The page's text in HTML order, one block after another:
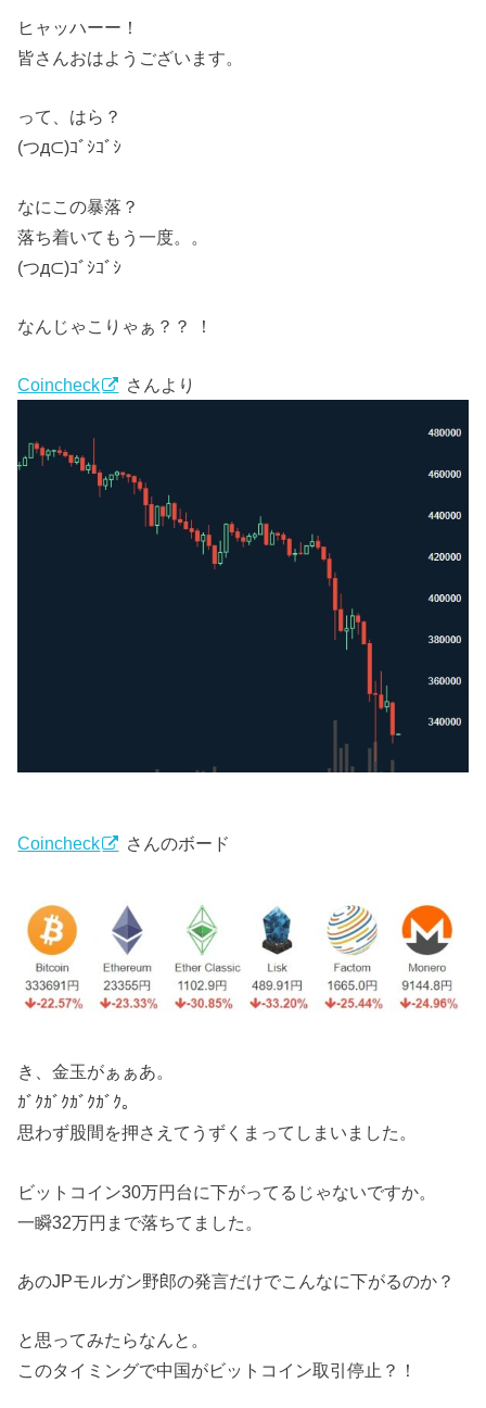
ヒャッハーー！
皆さんおはようございます。
って、はら？
(つд⊂)ｺﾞｼｺﾞｼ
なにこの暴落？
落ち着いてもう一度。。
(つд⊂)ｺﾞｼｺﾞｼ
なんじゃこりゃぁ？？ ！
Coincheck さんより
Coincheck さんのボード
き、金玉がぁぁあ。
ｶﾞｸｶﾞｸｶﾞｸｶﾞｸ。
思わず股間を押さえてうずくまってしまいました。
ビットコイン30万円台に下がってるじゃないですか。
一瞬32万円まで落ちてました。
あのJPモルガン野郎の発言だけでこんなに下がるのか？
と思ってみたらなんと。
このタイミングで中国がビットコイン取引停止？！